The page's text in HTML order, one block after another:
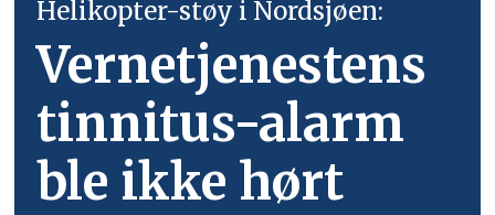
Helikopter-støy i Nordsjøen:
Vernetjenestens
tinnitus-alarm
ble ikke hørt